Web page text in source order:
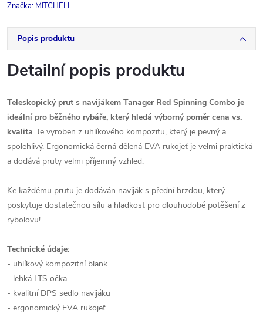
Značka: MITCHELL
Popis produktu
Detailní popis produktu
Teleskopický prut s navijákem Tanager Red Spinning Combo je
ideální pro běžného rybáře, který hledá výborný poměr cena vs.
kvalita. Je vyroben z uhlíkového kompozitu, který je pevný a
spolehlivý. Ergonomická černá dělená EVA rukojeť je velmi praktická
a dodává pruty velmi příjemný vzhled.
Ke každému prutu je dodáván naviják s přední brzdou, který
poskytuje dostatečnou sílu a hladkost pro dlouhodobé potěšení z
rybolovu!
Technické údaje:
- uhlíkový kompozitní blank
- lehká LTS očka
- kvalitní DPS sedlo navijáku
- ergonomický EVA rukojeť